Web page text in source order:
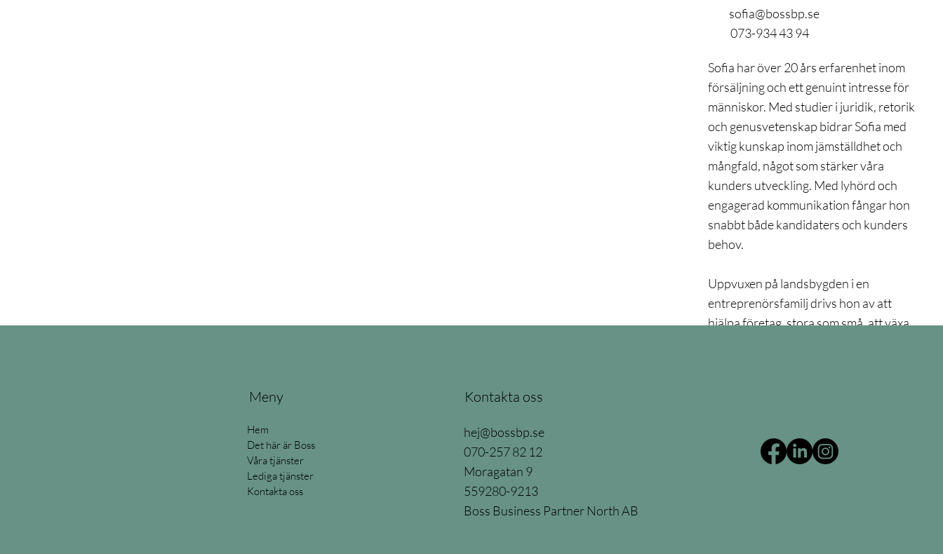
sofia@bossbp.se
073-934 43 94
Sofia har över 20 års erfarenhet inom
försäljning och ett genuint intresse för
människor. Med studier i juridik, retorik
och genusvetenskap bidrar Sofia med
viktig kunskap inom jämställdhet och
mångfald, något som stärker våra
kunders utveckling. Med lyhörd och
engagerad kommunikation fångar hon
snabbt både kandidaters och kunders
behov.
Uppvuxen på landsbygden i en
entreprenörsfamilj drivs hon av att
hjälpa företag, stora som små, att växa
Meny
Hem
Det här är Boss
Våra tjänster
Lediga tjänster
Kontakta oss
Kontakta oss
hej@bossbp.se
070-257 82 12
Moragatan 9
559280-9213
Boss Business Partner North AB